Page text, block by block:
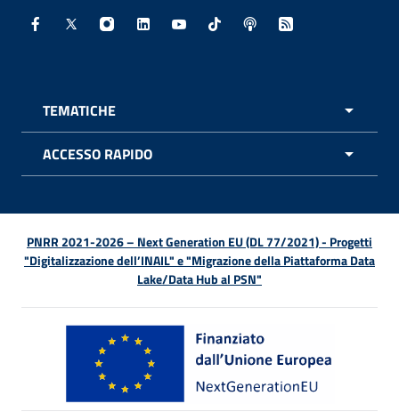
Facebook - Sito esterno - Apertura in nuova finestra
X - Sito esterno - Apertura in nuova finestra
Instagram - Sito esterno - Apertura in
Linkedin - Sito esterno - Apertura in
Youtube - Sito esterno -
TikTok - Sito esterno -
Spreaker - Sito
Feed RSS -
TEMATICHE
ACCESSO RAPIDO
PNRR 2021-2026 – Next Generation EU (DL 77/2021) - Progetti
"Digitalizzazione dell’INAIL" e "Migrazione della Piattaforma Data
Lake/Data Hub al PSN"